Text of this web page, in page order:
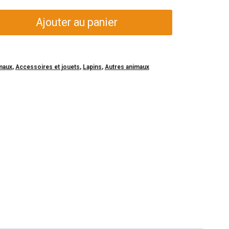
Ajouter au panier
, Accessoires et jouets, Lapins, Autres animaux